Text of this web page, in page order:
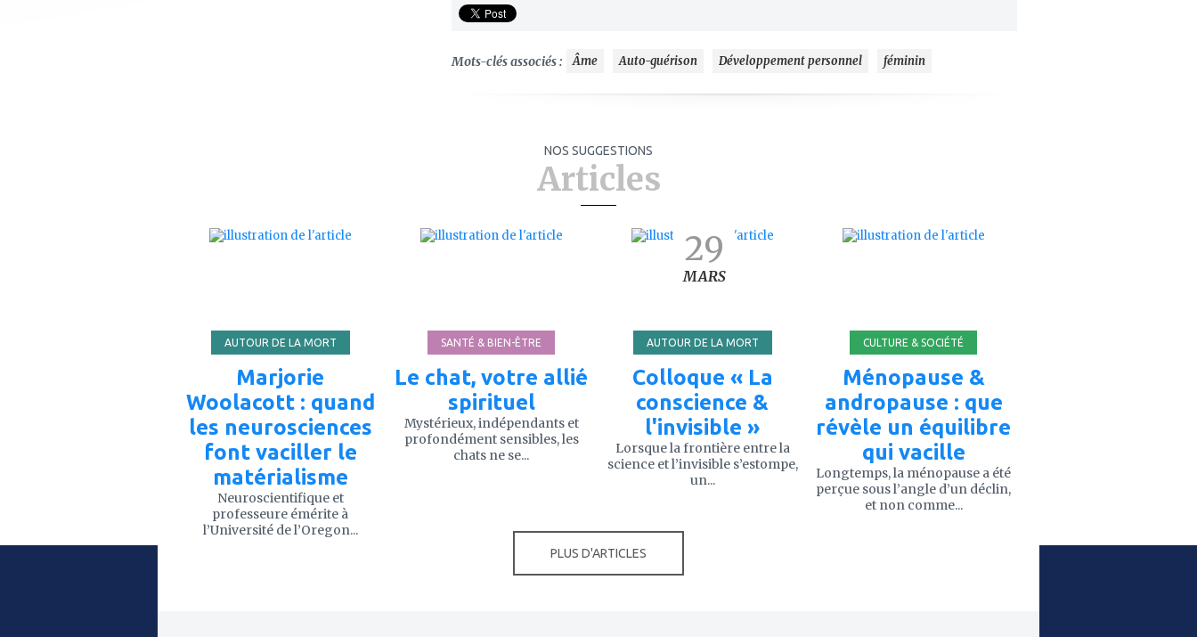
Mots-clés associés : Âme Auto-guérison Développement personnel féminin
NOS SUGGESTIONS
Articles
AUTOUR DE LA MORT
Marjorie
Woolacott : quand
les neurosciences
font vaciller le
matérialisme
Neuroscientifique et
professeure émérite à
l’Université de l’Oregon...
SANTÉ & BIEN-ÊTRE
Le chat, votre allié
spirituel
Mystérieux, indépendants et
profondément sensibles, les
chats ne se...
AUTOUR DE LA MORT
29
MARS
Colloque « La
conscience &
l'invisible »
Lorsque la frontière entre la
science et l’invisible s’estompe,
un...
CULTURE & SOCIÉTÉ
Ménopause &
andropause : que
révèle un équilibre
qui vacille
Longtemps, la ménopause a été
perçue sous l’angle d’un déclin,
et non comme...
PLUS D'ARTICLES